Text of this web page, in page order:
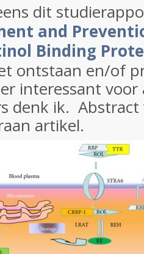
dit
and
Binding
ontstaan en/of
interessant voor
denk ik. Abstract
artikel.